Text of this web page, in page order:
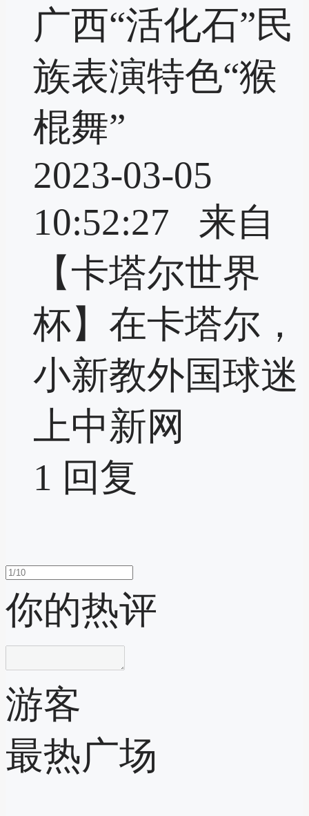
广西“活化石”民
族表演特色“猴
棍舞”
2023-03-05
10:52:27 来自
【卡塔尔世界
杯】在卡塔尔，
小新教外国球迷
上中新网
1 回复
你的热评
游客
最热广场